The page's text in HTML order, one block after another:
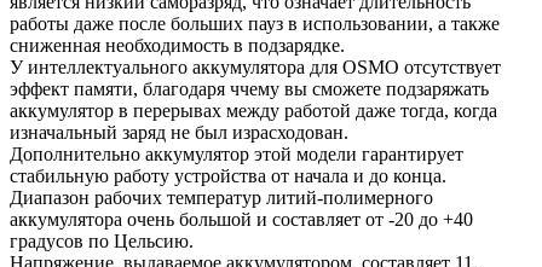
работы даже после больших пауз в использовании, а также
сниженная необходимость в подзарядке.
У интеллектуального аккумулятора для OSMO отсутствует
эффект памяти, благодаря ччему вы сможете подзаряжать
аккумулятор в перерывах между работой даже тогда, когда
изначальный заряд не был израсходован.
Дополнительно аккумулятор этой модели гарантирует
стабильную работу устройства от начала и до конца.
Диапазон рабочих температур литий-полимерного
аккумулятора очень большой и составляет от -20 до +40
градусов по Цельсию.
Напряжение, выдаваемое аккумулятором, составляет 11.